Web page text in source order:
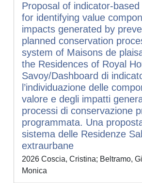
Proposal of indicator-based
for identifying value
impacts generated by
planned conservation
system of Maisons de
the Residences of Royal
Savoy/Dashboard di
l’individuazione delle
valore e degli impatti
processi di conservazione
programmata. Una
sistema delle Residenze
extraurbane
2026 Coscia, Cristina; Beltramo,
Monica